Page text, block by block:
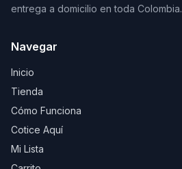
entrega a domicilio en toda Colombia.
Navegar
Inicio
Tienda
Cómo Funciona
Cotice Aquí
Mi Lista